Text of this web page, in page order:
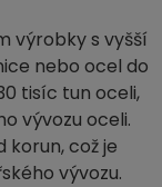
výrobky s vyšší
nebo ocel do
tisíc tun oceli,
vývozu oceli.
což je
vývozu.